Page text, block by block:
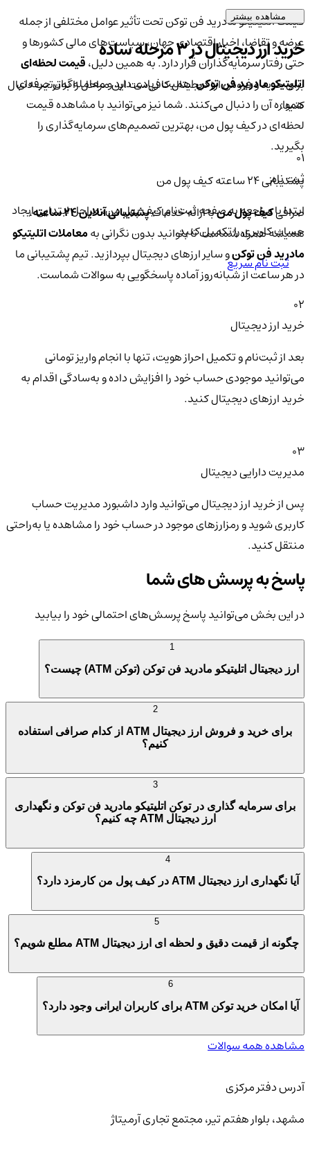
قیمت اتلیتیکو مادرید فن توکن تحت تأثیر عوامل مختلفی از جمله
عرضه و تقاضا، اخبار اقتصادی جهان، سیاست‌های مالی کشورها و
حتی رفتار سرمایه‌گذاران قرار دارد. به همین دلیل،قیمت لحظه‌ای
اتلیتیکو مادرید فن توکناهمیت زیادی دارد و معامله‌گران حرفه‌ای
همواره آن را دنبال می‌کنند. شما نیز می‌توانید با مشاهده قیمت
لحظه‌ای در کیف پول من، بهترین تصمیم‌های سرمایه‌گذاری را
بگیرید.
پشتیبانی ۲۴ ساعته کیف پول من
صرافیکیف پول منبا ارائه خدماتپشتیبانی آنلاین ۲۴ ساعته
،
همیشه همراه شماست تا بتوانید بدون نگرانی بهمعاملات اتلیتیکو
مادرید فن توکنو سایر ارزهای دیجیتال بپردازید. تیم پشتیبانی ما
در هر ساعت از شبانه‌روز آماده پاسخگویی به سوالات شماست.
مشاهده بیشتر
خرید ارز دیجیتال در 3 مرحله ساده
برای خرید و فروش ارز دیجیتال کافی‌ست این مراحل را به‌ترتیب دنبال
کنید:
01
ثبت نام
ابتدا با مراجعه به صفحه ثبت‌نام کیف‌ پول من، مراحل ابتدایی ایجاد
حساب کاربری را تکمیل کنید.
ثبت نام سریع
02
خرید ارز دیجیتال
بعد از ثبت‌نام و تکمیل احراز هویت، تنها با انجام واریز تومانی
می‌توانید موجودی حساب خود را افزایش داده و به‌سادگی اقدام به
خرید ارزهای دیجیتال کنید.
03
مدیریت دارایی دیجیتال
پس از خرید ارز دیجیتال می‌توانید وارد داشبورد مدیریت حساب
کاربری شوید و رمزارزهای موجود در حساب خود را مشاهده یا به‌راحتی
منتقل کنید.
پاسخ به پرسش های شما
در این بخش می‌توانید پاسخ پرسش‌های احتمالی خود را بیابید
ارز دیجیتال اتلیتیکو مادرید فن توکن (توکن ATM) چیست؟
برای خرید و فروش ارز دیجیتال ATM از کدام صرافی استفاده
کنیم؟
برای سرمایه گذاری در توکن اتلیتیکو مادرید فن توکن و نگهداری
ارز دیجیتال ATM چه کنیم؟
آیا نگهداری ارز دیجیتال ATM در کیف پول من کارمزد دارد؟
چگونه از قیمت دقیق و لحظه ای ارز دیجیتال ATM مطلع شویم؟
آیا امکان خرید توکن ATM برای کاربران ایرانی وجود دارد؟
مشاهده همه سوالات
آدرس دفتر مرکزی
مشهد، بلوار هفتم تیر، مجتمع تجاری آرمیتاژ